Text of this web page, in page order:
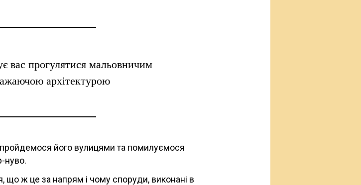
вас прогулятися мальовничим
архітектурою
його вулицями та помилуємося
нуво.
що ж це за напрям і чому споруди, виконані в